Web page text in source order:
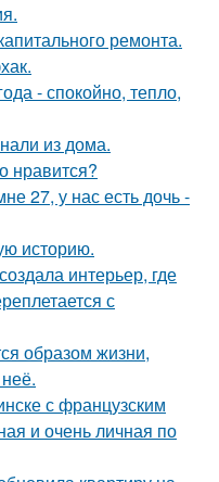
ремонта.
- спокойно, тепло,
из дома.
нравится?
27, у нас есть дочь -
историю.
интерьер, где
с
образом жизни,
с французским
и очень личная по